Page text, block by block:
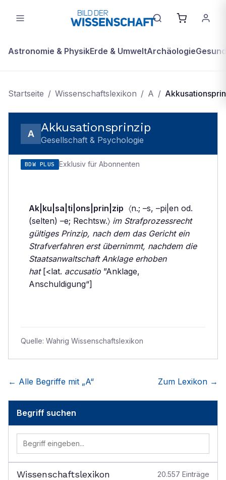
Astronomie & PhysikErde & UmweltArchäologie
Startseite / Wissenschaftslexikon / A /
A Akkusationsprinzip
Gesellschaft & Psychologie
BDW PLUS Exklusiv für Abonnenten
Ak|ku|sa|ti|ons|prin|zip 〈n.; –s, –pi|en od.
(selten) –e; Rechtsw.〉 im Strafprozessrecht
gültiges Prinzip, nach dem das Gericht ein
Strafverfahren erst übernimmt, nachdem die
Staatsanwaltschaft Anklage erhoben
hat[<lat. accusatio ”Anklage,
Anschuldigung“]
Quelle: Wahrig Wissenschaftslexikon
← Alle Begriffe mit „A“ Zum Lexikon →
Begriff suchen
Wissenschaftslexikon 20.557 Einträge